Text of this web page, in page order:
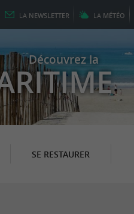
LA NEWSLETTER LA MÉTÉO
Découvrez la
SE RESTAURER